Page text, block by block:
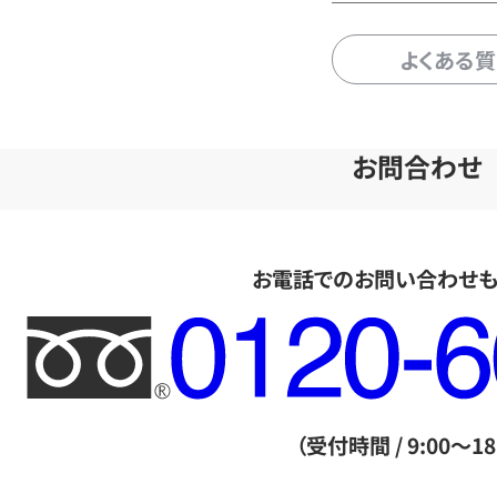
よくある
お問合わせ
お電話でのお問い合わせ
フ
リ
ー
（受付時間 / 9:00～